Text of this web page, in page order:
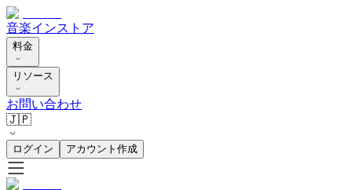
音楽インストア
料金
リソース
お問い合わせ
🇯🇵
ログイン アカウント作成